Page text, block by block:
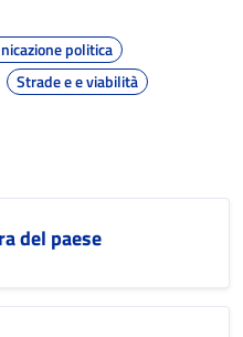
politica
Strade e e viabilità
del paese